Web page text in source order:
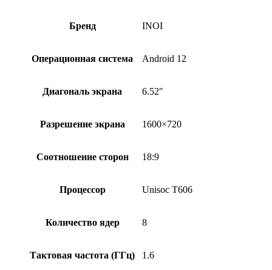
Бренд INOI
Операционная система Android 12
Диагональ экрана 6.52″
Разрешение экрана 1600×720
Соотношение сторон 18:9
Процессор Unisoc T606
Количество ядер 8
Тактовая частота (ГГц) 1.6